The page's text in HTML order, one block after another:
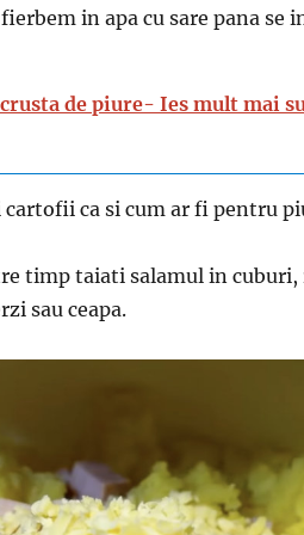
in apa cu sare pana se
de piure- Ies mult mai
ca si cum ar fi pentru
timp taiati salamul in
sau ceapa.